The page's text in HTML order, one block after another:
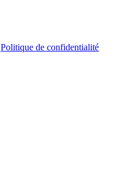
Politique de confidentialité